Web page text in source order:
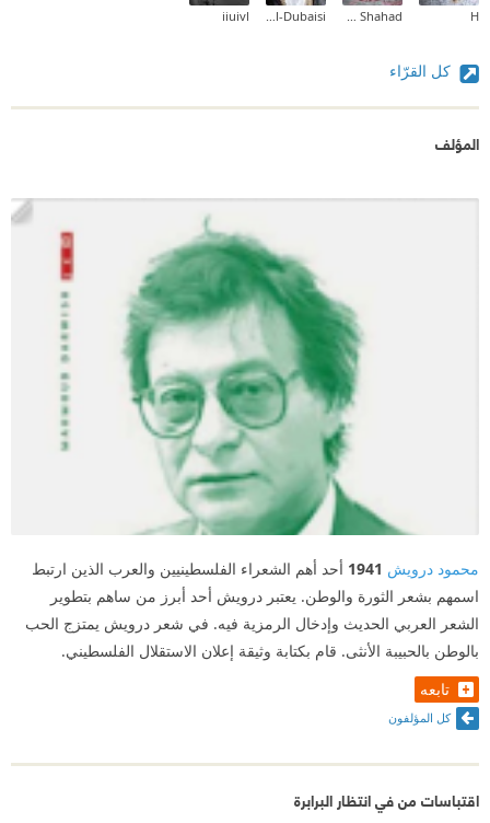
H
Sood Shahad
Murtada Al-Dubaisi
iiuivl
كل القرّاء
المؤلف
محمود درويش 1941 أحد أهم الشعراء الفلسطينيين والعرب الذين ارتبط
اسمهم بشعر الثورة والوطن. يعتبر درويش أحد أبرز من ساهم بتطوير
الشعر العربي الحديث وإدخال الرمزية فيه. في شعر درويش يمتزج الحب
بالوطن بالحبيبة الأنثى. قام بكتابة وثيقة إعلان الاستقلال الفلسطيني.
تابعه
كل المؤلفون
اقتباسات من في انتظار البرابرة